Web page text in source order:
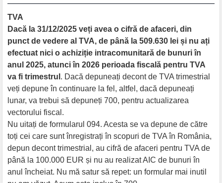
TVA
Dacă la 31/12/2025 veți avea o cifră de afaceri, din
punct de vedere al TVA, de până la 509.630 lei și nu ați
efectuat nici o achiziție intracomunitară de bunuri în
anul 2025, atunci în 2026 perioada fiscală pentru TVA
va fi trimestrul . Dacă depuneați decont de TVA trimestrial
veți depune în continuare la fel, altfel, dacă depuneați
lunar, va trebui să depuneți 700, pentru actualizarea
vectorului fiscal.
Nu uitați de formularul 094. Acesta se va depune de către
toți cei care sunt înregistrați în scopuri de TVA în România,
depun decont trimestrial, au cifră de afaceri pentru TVA de
până la 100.000 EUR și nu au realizat AIC de bunuri în
anul încheiat. Nu mă satur să repet: un formular mai inutil